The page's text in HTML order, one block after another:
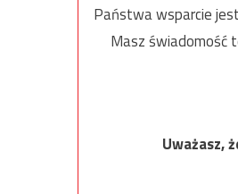
Państwa wsparcie
Masz świadomość
Uważasz,